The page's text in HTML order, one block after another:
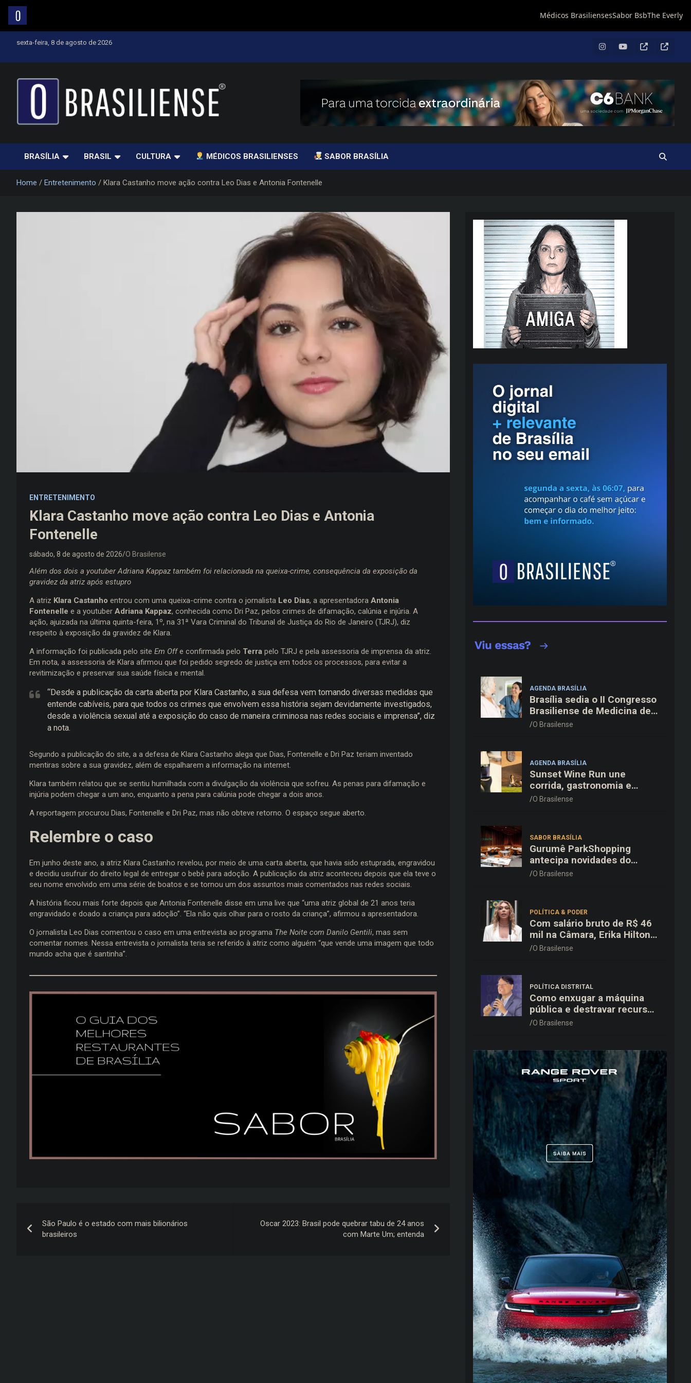
sexta-feira, 8 de agosto de 2026
BRASÍLIA BRASIL CULTURA MÉDICOS BRASILIENSES SABOR BRASÍLIA
Home Entretenimento Klara Castanho move ação contra Leo Dias e Antonia Fontenelle
ENTRETENIMENTO
Klara Castanho move ação contra Leo Dias e Antonia
Fontenelle
sábado, 8 de agosto de 2026 O Brasilense
Além dos dois a youtuber Adriana Kappaz também foi relacionada na queixa-crime, consequência da exposição da
gravidez da atriz após estupro
A atriz Klara Castanho entrou com uma queixa-crime contra o jornalista Leo Dias, a apresentadora Antonia
Fontenelle e a youtuber Adriana Kappaz, conhecida como Dri Paz, pelos crimes de difamação, calúnia e injúria. A
ação, ajuizada na última quinta-feira, 1º, na 31ª Vara Criminal do Tribunal de Justiça do Rio de Janeiro (TJRJ), diz
respeito à exposição da gravidez de Klara.
A informação foi publicada pelo site Em Offe confirmada pelo Terra pelo TJRJ e pela assessoria de imprensa da atriz.
Em nota, a assessoria de Klara afirmou que foi pedido segredo de justiça em todos os processos, para evitar a
revitimização e preservar sua saúde física e mental.
“Desde a publicação da carta aberta por Klara Castanho, a sua defesa vem tomando diversas medidas que
entende cabíveis, para que todos os crimes que envolvem essa história sejam devidamente investigados,
desde a violência sexual até a exposição do caso de maneira criminosa nas redes sociais e imprensa”, diz
a nota.
Segundo a publicação do site, a a defesa de Klara Castanho alega que Dias, Fontenelle e Dri Paz teriam inventado
mentiras sobre a sua gravidez, além de espalharem a informação na internet.
Klara também relatou que se sentiu humilhada com a divulgação da violência que sofreu. As penas para difamação e
injúria podem chegar a um ano, enquanto a pena para calúnia pode chegar a dois anos.
A reportagem procurou Dias, Fontenelle e Dri Paz, mas não obteve retorno. O espaço segue aberto.
Relembre o caso
Em junho deste ano, a atriz Klara Castanho revelou, por meio de uma carta aberta, que havia sido estuprada, engravidou
e decidiu usufruir do direito legal de entregar o bebê para adoção. A publicação da atriz aconteceu depois que ela teve o
seu nome envolvido em uma série de boatos e se tornou um dos assuntos mais comentados nas redes sociais.
A história ficou mais forte depois que Antonia Fontenelle disse em uma live que “uma atriz global de 21 anos teria
engravidado e doado a criança para adoção”. “Ela não quis olhar para o rosto da criança”, afirmou a apresentadora.
O jornalista Leo Dias comentou o caso em uma entrevista ao programa The Noite com Danilo Gentili, mas sem
comentar nomes. Nessa entrevista o jornalista teria se referido à atriz como alguém “que vende uma imagem que todo
mundo acha que é santinha”.
de
São Paulo é o estado com mais bilionários
brasileiros
Oscar 2023: Brasil pode quebrar tabu de 24 anos
com Marte Um; entenda
AGENDA BRASÍLIA
Brasília sedia o II Congresso
Brasiliense de Medicina de
Família e Comunidade na
O Brasilense
AGENDA BRASÍLIA
Sunset Wine Run une
corrida, gastronomia e
enoturismo na Vinícola
O Brasilense
SABOR BRASÍLIA
Gurumê ParkShopping
antecipa novidades do
cardápio e oferece 25% de
O Brasilense
POLÍTICA & PODER
Com salário bruto de R$ 46
mil na Câmara, Erika Hilton
declara patrimônio de R$
O Brasilense
POLÍTICA DISTRITAL
Como enxugar a máquina
pública e destravar recursos
para a saúde e educação no
O Brasilense